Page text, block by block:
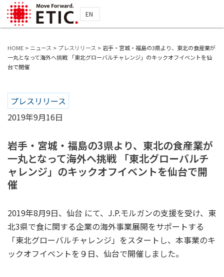
EN
HOME > ニュース > プレスリリース > 岩手・宮城・福島の3県より、東北の食産業が
一丸となって海外へ挑戦 「東北グローバルチャレンジ」のキックオフイベントを仙
台で開催
プレスリリース
2019年9月16日
岩手・宮城・福島の3県より、東北の食産業が
一丸となって海外へ挑戦 「東北グローバルチ
ャレンジ」のキックオフイベントを仙台で開
催
2019年8月9日、仙台 にて、J.P.モルガンの支援を受け、東
北3県で食に関する企業の海外事業展開をサポートする
「東北グローバルチャレンジ」 をスタートし、本事業のキ
ックオフイベントを９日、 仙台で開催しました。